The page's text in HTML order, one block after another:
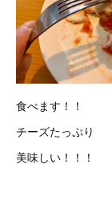
食べます！！
チーズたっぷり
美味しい！！！